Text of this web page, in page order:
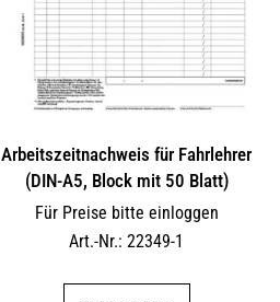
Arbeitszeitnachweis für Fahrlehrer
(DIN-A5, Block mit 50 Blatt)
Für Preise bitte einloggen
Art.-Nr.: 22349-1